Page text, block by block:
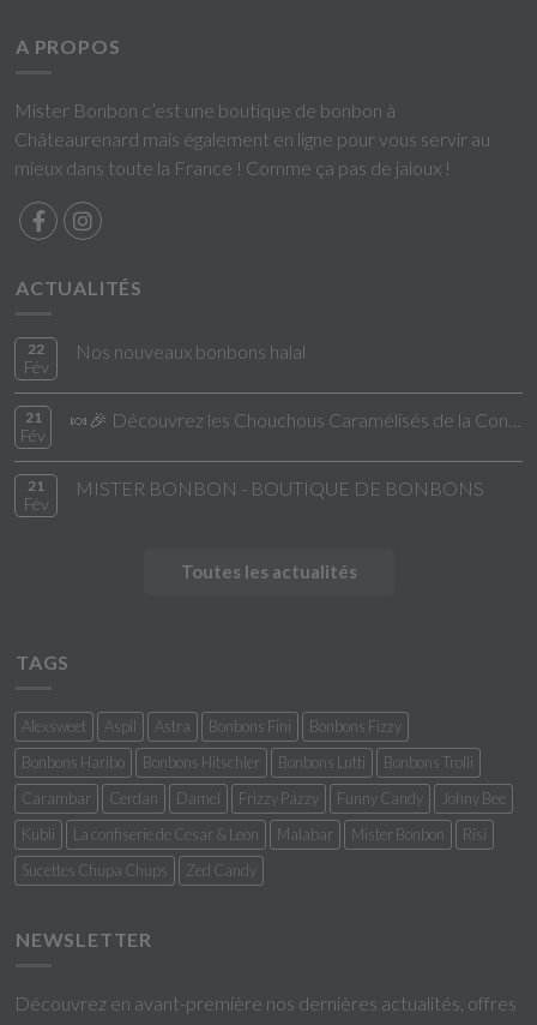
A PROPOS
Mister Bonbon c’est une boutique de bonbon à
Châteaurenard mais également en ligne pour vous servir au
mieux dans toute la France ! Comme ça pas de jaloux !
ACTUALITÉS
22
Fév
Nos nouveaux bonbons halal
21
Fév
21
Fév
MISTER BONBON - BOUTIQUE DE BONBONS
Toutes les actualités
TAGS
Alexsweet Aspil Astra Bonbons Fini
Bonbons Fizzy
Bonbons Haribo
Bonbons Hitschler Bonbons Lutti
Bonbons Trolli
Carambar
Cerdan Damel Frizzy Pazzy Funny Candy
Johny Bee
Kubli
La confiserie de Cesar & Leon Malabar Mister Bonbon
Risi
Sucettes Chupa Chups
Zed Candy
NEWSLETTER
Découvrez en avant-première nos dernières actualités, offres